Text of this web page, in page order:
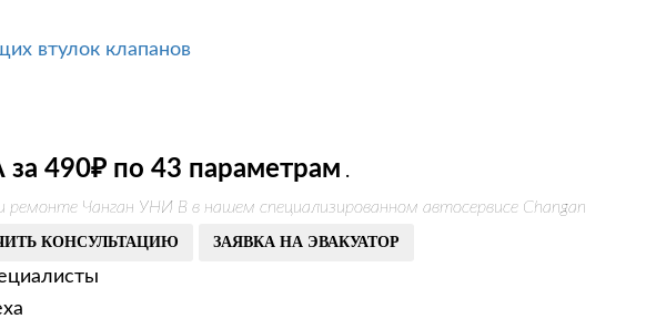
втулок клапанов
490₽ по 43 параметрам .
ремонте Чанган УНИ В в нашем специализированном автосервисе Changan
КОНСУЛЬТАЦИЮ ЗАЯВКА НА ЭВАКУАТОР